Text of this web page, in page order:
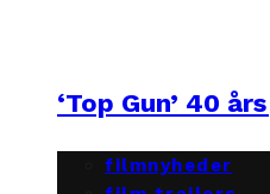
‘Top Gun’ 40
filmnyheder